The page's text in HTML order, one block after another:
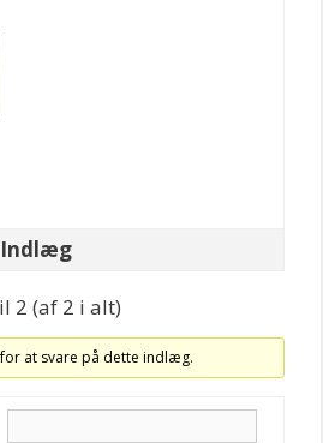
Indlæg
2 (af 2 i alt)
at svare på dette indlæg.